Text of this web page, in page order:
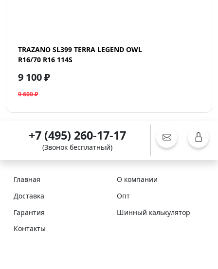
TRAZANO SL399 TERRA LEGEND OWL
R16/70 R16 114S
9 100 ₽
9 600 ₽
+7 (495) 260-17-17
(Звонок бесплатный)
Главная
О компании
Доставка
Опт
Гарантия
Шинный калькулятор
Контакты